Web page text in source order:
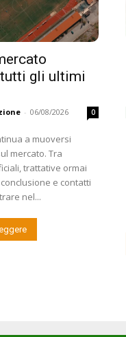
gli ultimi
- 06/08/2026 0
a muoversi
mercato. Tra
trattative ormai
e contatti
nel...